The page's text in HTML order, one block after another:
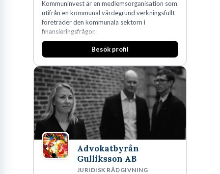
Kommuninvest är en medlemsorganisation som
utifrån en kommunal värdegrund verkningsfullt
företräder den kommunala sektorn i
finansieringsfrågor.
Besök profil
Advokatbyrån
Gulliksson AB
JURIDISK RÅDGIVNING